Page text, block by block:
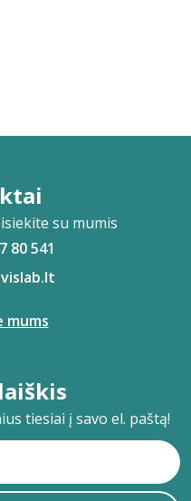
su mumis
80 541
mums
tiesiai į savo el. paštą!